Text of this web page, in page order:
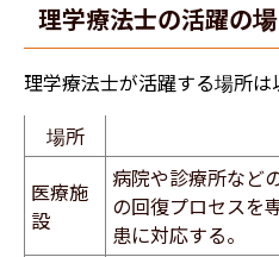
理学療法士の活躍の場
理学療法士が活躍する場所は
場所
医療施
設
病院や診療所など
の回復プロセスを
患に対応する。